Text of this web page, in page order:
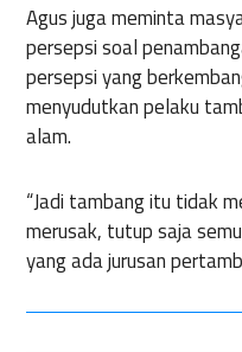
Agus juga meminta
persepsi soal
persepsi yang
menyudutkan pelaku
alam.
“Jadi tambang itu tidak
merusak, tutup saja
yang ada jurusan